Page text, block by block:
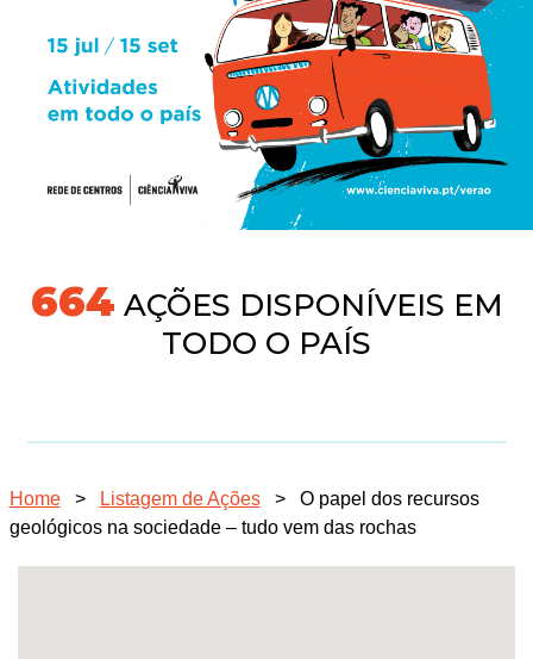
704 AÇÕES DISPONÍVEIS EM
TODO O PAÍS
Home > Listagem de Ações >
O papel dos recursos
geológicos na sociedade – tudo vem das rochas